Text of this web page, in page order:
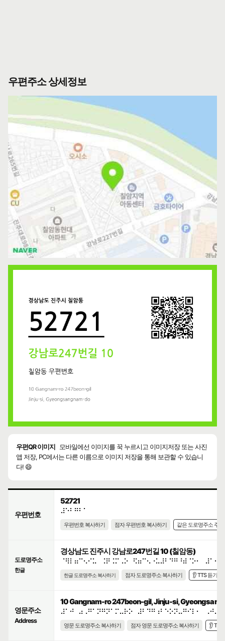
우편주소 상세정보
우편QR 이미지
모바일에선 이미지를 꾹 누르시고 이미지저장 또는 사진
앱 저장, PC에서는 다른 이름으로 이미지 저장을 통해 보관할 수 있습니
다! 😄
우편번호
52721
⠼⠑⠃⠛⠃⠁
우편번호 복사하기 점자 우편번호 복사하기 같은 도로명주소 주
도로명주소
한글
경상남도 진주시 강남로247번길 10 (칠암동)
⠈⠻⠇⠶⠉⠢⠊⠥⠀⠨⠟⠨⠍⠠⠕⠀⠫⠶⠉⠢⠐⠥⠼⠃⠙⠛⠘⠾⠈⠕⠂⠀⠼⠁⠚
한글 도로명주소 복사하기 점자 도로명주소 복사하기 👂 TTS 듣기
영문주소
Address
10 Gangnam-ro 247beon-gil, Jinju-si,
영문 도로명주소 복사하기 점자 영문 도로명주소 복사하기 👂 TTS